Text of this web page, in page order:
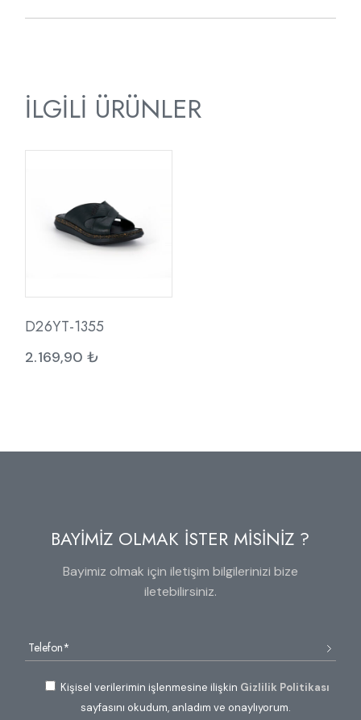
İLGILI ÜRÜNLER
D26YT-1355
2.169,90₺
BAYİMİZ OLMAK İSTER MİSİNİZ ?
Bayimiz olmak için iletişim bilgilerinizi bize
iletebilirsiniz.
Kişisel verilerimin işlenmesine ilişkin Gizlilik Politikası
sayfasını okudum, anladım ve onaylıyorum.